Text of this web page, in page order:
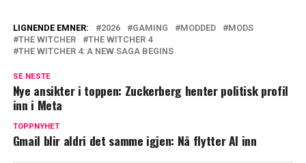
LIGNENDE EMNER: 2026 GAMING MODDED
MODS
THE WITCHER
THE WITCHER 4
THE WITCHER 4: A NEW SAGA BEGINS
SE NESTE
Nye ansikter i toppen: Zuckerberg henter politisk profil
inn i Meta
TOPPNYHET
Gmail blir aldri det samme igjen: Nå flytter AI inn